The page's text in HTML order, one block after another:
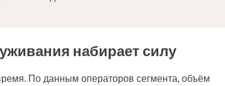
набирает силу
По данным операторов сегмента, объём